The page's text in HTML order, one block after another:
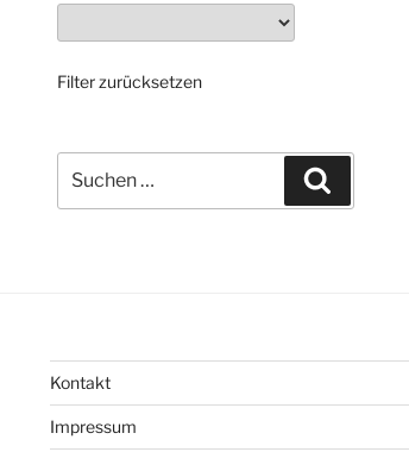
Filter zurücksetzen
nach:
Kontakt
Impressum